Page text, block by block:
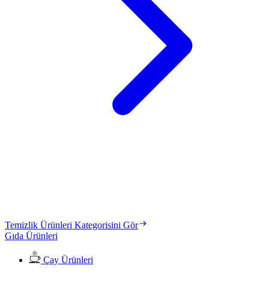
Temizlik Ürünleri Kategorisini Gör
Gıda Ürünleri
Çay Ürünleri